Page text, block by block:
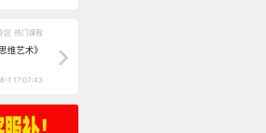
区 热门课程
维艺术》
1 17:07:43